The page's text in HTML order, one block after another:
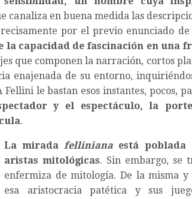
canaliza en buena medida las
por el previo enunciado de
capacidad de fascinación en una
que componen la narración, cortos
enajenada de su entorno,
le bastan esos instantes, pocos,
y el espectáculo, la
.
La miradafelliniana está
aristas mitológicas. Sin embargo, se
enfermiza de mitología. De la misma y
esa aristocracia patética y sus